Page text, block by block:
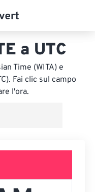
a UTC
Time (WITA) e
Fai clic sul campo
l'ora.